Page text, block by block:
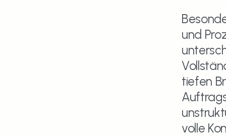
und
tiefen
volle